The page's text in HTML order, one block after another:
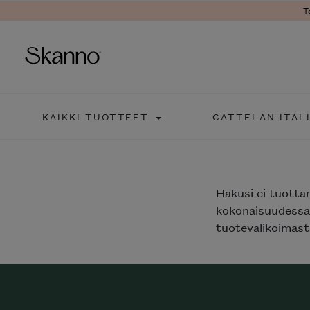
KAIKKI TUOTTEET CATTELAN
Hakusi ei